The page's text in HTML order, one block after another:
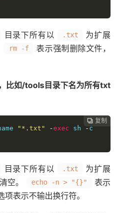
目录下所有以 .txt
为扩展
rm -f
表示强制删除文件，
比如/tools目录下名为所有txt
 复制
"*.txt" -exec sh -
目录下所有以 .txt
为扩展
空。
echo -n > "{}"
表示
项表示不输出换行符。